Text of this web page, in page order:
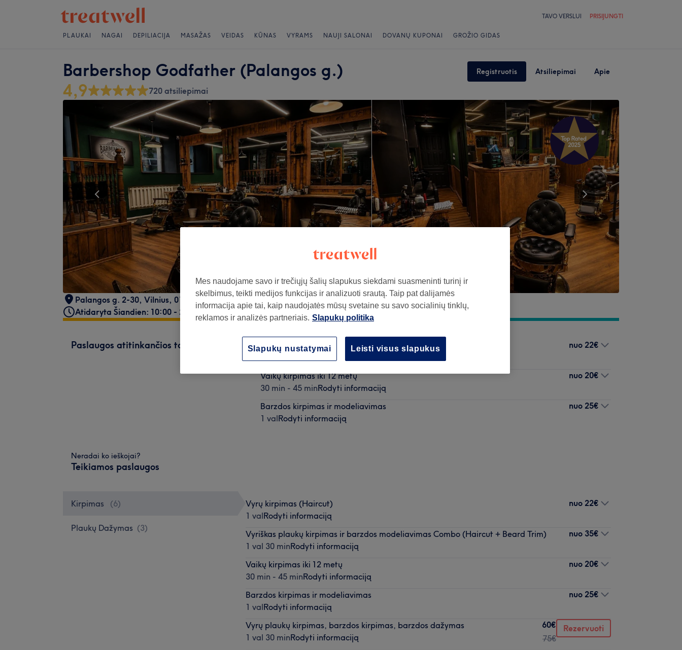
TAVO VERSLUI PRISIJUNGTI
PLAUKAI NAGAI DEPILIACIJA MASAŽAS VEIDAS KŪNAS VYRAMS NAUJI SALONAI DOVANŲ KUPONAI GROŽIO GIDAS
Barbershop Godfather (Palangos g.) Registruotis Atsiliepimai Apie
4,9 720 atsiliepimai
Palangos g. 2-30, Vilnius, 01117
Atidaryta Šiandien: 10:00 - 21:00
Paslaugos atitinkančios tavo paiešką
Vyrų kirpimas (Haircut)
nuo 22€
Vaikų kirpimas iki 12 metų
30 min - 45 minRodyti informaciją
nuo 20€
Barzdos kirpimas ir modeliavimas
1 valRodyti informaciją
nuo 25€
Neradai ko ieškojai?
Teikiamos paslaugos
Kirpimas (6)
Plaukų Dažymas (3)
Vyrų kirpimas (Haircut)
1 valRodyti informaciją
nuo 22€
Vyriškas plaukų kirpimas ir barzdos modeliavimas Combo (Haircut + Beard Trim)
1 val 30 minRodyti informaciją
nuo 35€
Vaikų kirpimas iki 12 metų
30 min - 45 minRodyti informaciją
nuo 20€
Barzdos kirpimas ir modeliavimas
1 valRodyti informaciją
nuo 25€
Vyrų plaukų kirpimas, barzdos kirpimas, barzdos dažymas
1 val 30 minRodyti informaciją
60€
75€
Rezervuoti
Mes naudojame savo ir trečiųjų šalių slapukus siekdami suasmeninti turinį ir
skelbimus, teikti medijos funkcijas ir analizuoti srautą. Taip pat dalijamės
informacija apie tai, kaip naudojatės mūsų svetaine su savo socialinių tinklų,
reklamos ir analizės partneriais. Slapukų politika
Leisti visus slapukus
Slapukų nustatymai